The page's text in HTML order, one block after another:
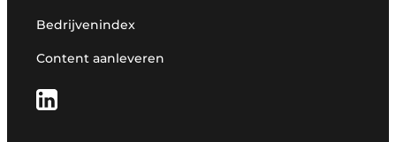
Bedrijvenindex
Content aanleveren